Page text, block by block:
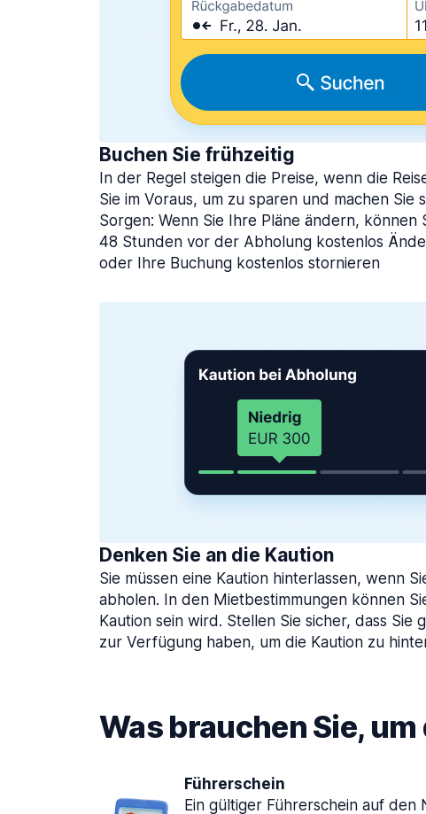
Buchen Sie frühzeitig
In der Regel steigen die Preise, wenn die
Sie im Voraus, um zu sparen und machen Sie
Sorgen: Wenn Sie Ihre Pläne ändern, können
48 Stunden vor der Abholung kostenlos
oder Ihre Buchung kostenlos stornieren
Denken Sie an die Kaution
Sie müssen eine Kaution hinterlassen, wenn
abholen. In den Mietbestimmungen können
Kaution sein wird. Stellen Sie sicher, dass Sie
zur Verfügung haben, um die Kaution zu
Was brauchen Sie,
Führerschein
Ein gültiger Führerschein auf den